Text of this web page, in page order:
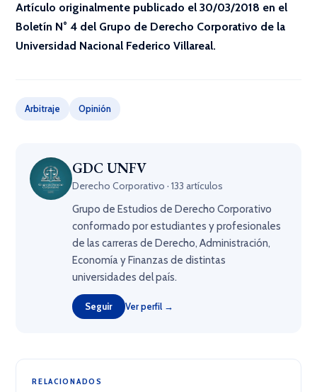
Artículo originalmente publicado el 30/03/2018 en el
Boletín N° 4 del Grupo de Derecho Corporativo de la
Universidad Nacional Federico Villareal.
Arbitraje Opinión
GDC UNFV
Derecho Corporativo · 133 artículos
Grupo de Estudios de Derecho Corporativo
conformado por estudiantes y profesionales
de las carreras de Derecho, Administración,
Economía y Finanzas de distintas
universidades del país.
Seguir Ver perfil →
RELACIONADOS